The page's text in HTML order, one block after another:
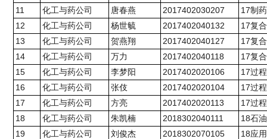
11
化工与药公司 唐春燕 2017402030207
17制
12
化工与药公司 杨世毓 2017402040132
17复
13
化工与药公司 贺燕翔 2017402040127
17复
14
化工与药公司 万力 2017402040118
17复
15
化工与药公司 李梦阳 2017402020106
17过
16
化工与药公司 张伎 2017402020104
17过
17
化工与药公司 方亮 2017402020113
17过
18
化工与药公司 朱凯楠 2018302040111
18石
19
化工与药公司 刘俊杰 2018302070105 18应